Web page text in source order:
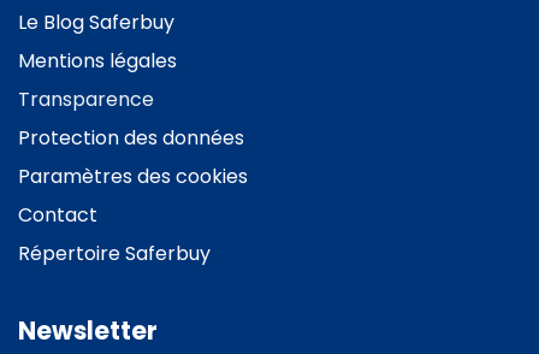
Le Blog Saferbuy
Mentions légales
Transparence
Protection des données
Paramètres des cookies
Contact
Répertoire Saferbuy
Newsletter